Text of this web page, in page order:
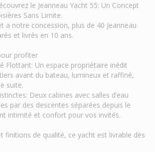
le Jeanneau Yacht 55: Un Concept
Sans Limite.
a notre concession, plus de 40 Jeanneau
et livrés en 10 ans.
profiter
Flottant: Un espace propriétaire inédit
avant du bateau, lumineux et raffiné,
suite.
Deux cabines avec salles d’eau
par des descentes séparées depuis le
intimité et confort pour vos invités.
finitions de qualité, ce yacht est livrable dès